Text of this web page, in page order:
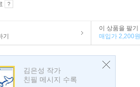
이 상품을 팔기
매입가 2,200원
김은성 작가
친필 메시지 수록